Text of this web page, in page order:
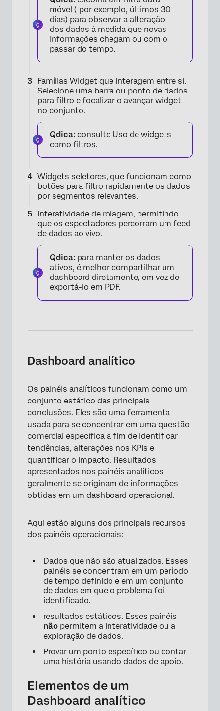
×
móvel ( por exemplo, últimos 30
dias) para observar a alteração
dos dados à medida que novas
informações chegam ou com o
passar do tempo.
Famílias Widget que interagem entre si.
Selecione uma barra ou ponto de dados
para filtro e focalizar o avançar widget
no conjunto.
Qdica: consulte Uso de widgets
como filtros.
Widgets seletores, que funcionam como
botões para filtro rapidamente os dados
por segmentos relevantes.
Interatividade de rolagem, permitindo
que os espectadores percorram um feed
de dados ao vivo.
Qdica: para manter os dados
ativos, é melhor compartilhar um
dashboard diretamente, em vez de
exportá-lo em PDF.
Dashboard analítico
Os painéis analíticos funcionam como um
conjunto estático das principais
conclusões. Eles são uma ferramenta
usada para se concentrar em uma questão
comercial específica a fim de identificar
tendências, alterações nos KPIs e
quantificar o impacto. Resultados
apresentados nos painéis analíticos
geralmente se originam de informações
obtidas em um dashboard operacional.
Aqui estão alguns dos principais recursos
dos painéis operacionais:
Dados que não são atualizados. Esses
painéis se concentram em um período
de tempo definido e em um conjunto
de dados em que o problema foi
identificado.
resultados estáticos. Esses painéis
não permitem a interatividade ou a
exploração de dados.
Provar um ponto específico ou contar
uma história usando dados de apoio.
Elementos de um
Dashboard analítico